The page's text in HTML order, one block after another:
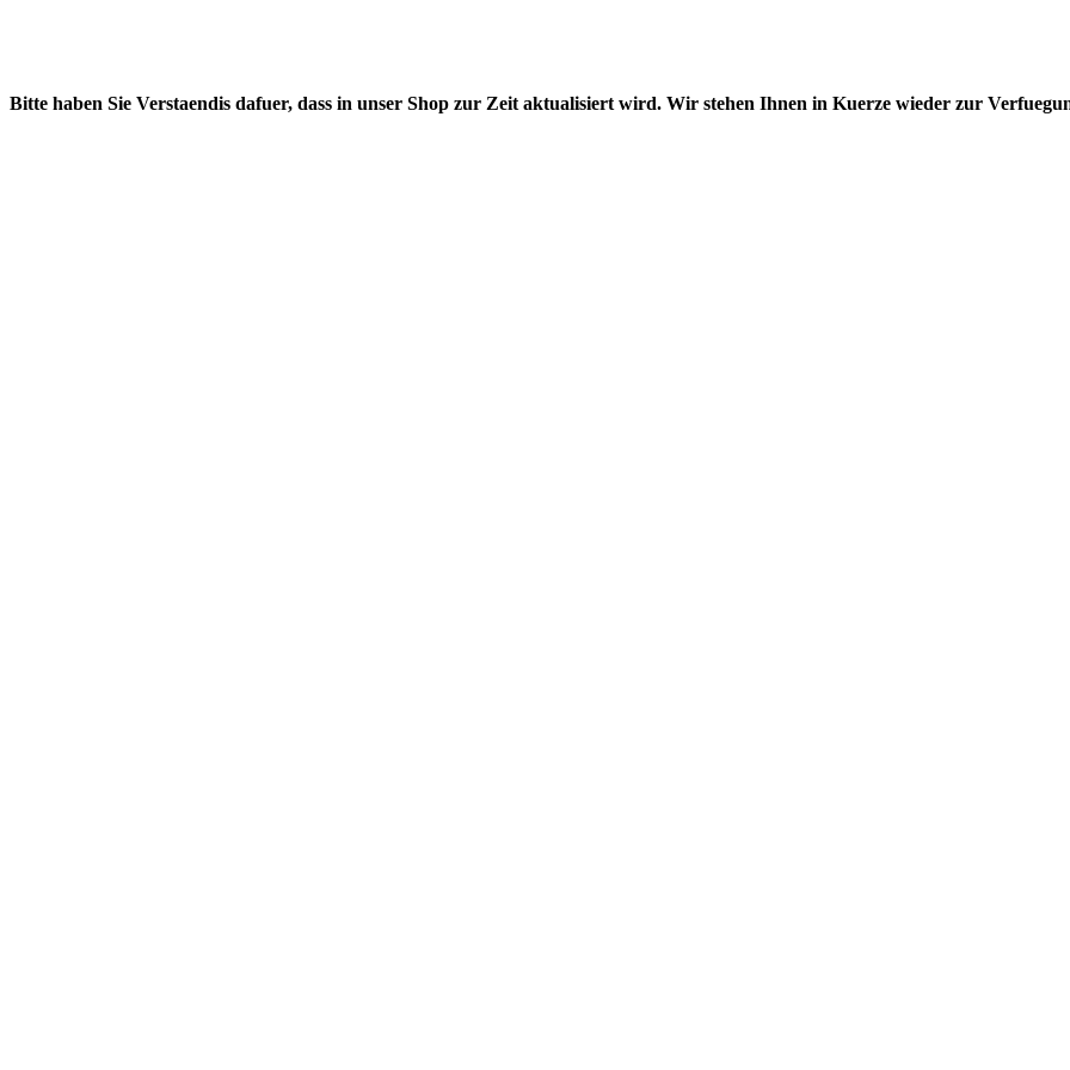
Bitte haben Sie Verstaendis dafuer, dass in unser Shop zur Zeit aktualisiert wird. Wir stehen Ihnen in Kuerze wieder zur